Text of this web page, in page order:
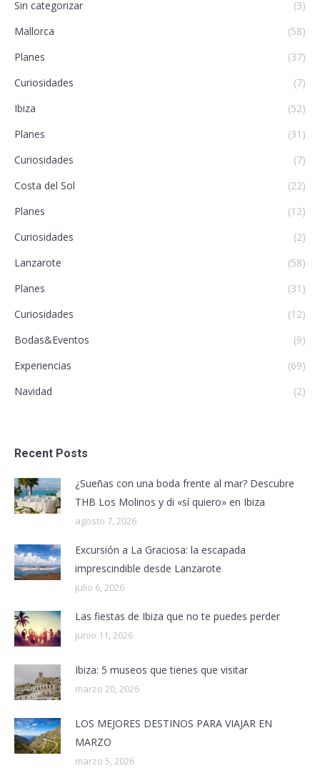
Sin categorizar
(3)
Mallorca
(58)
Planes
(37)
Curiosidades
(7)
Ibiza
(52)
Planes
(31)
Curiosidades
(7)
Costa del Sol
(22)
Planes
(12)
Curiosidades
(2)
Lanzarote
(58)
Planes
(31)
Curiosidades
(12)
Bodas&Eventos
(9)
Experiencias
(69)
Navidad
(2)
Recent Posts
¿Sueñas con una boda frente al mar? Descubre
THB Los Molinos y di «sí quiero» en Ibiza
agosto 7, 2026
Excursión a La Graciosa: la escapada
imprescindible desde Lanzarote
julio 6, 2026
Las fiestas de Ibiza que no te puedes perder
junio 11, 2026
Ibiza: 5 museos que tienes que visitar
marzo 20, 2026
LOS MEJORES DESTINOS PARA VIAJAR EN
MARZO
marzo 5, 2026